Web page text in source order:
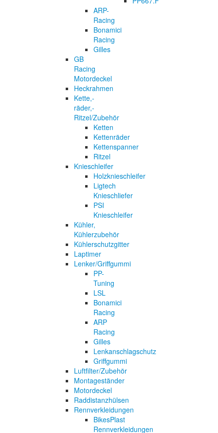
ARP-
Racing
Bonamici
Racing
Gilles
GB
Racing
Motordeckel
Heckrahmen
Kette,-
räder,-
Ritzel/Zubehör
Ketten
Kettenräder
Kettenspanner
Ritzel
Knieschleifer
Holzknieschleifer
Ligtech
Knieschliefer
PSI
Knieschleifer
Kühler,
Kühlerzubehör
Kühlerschutzgitter
Laptimer
Lenker/Griffgummi
PP-
Tuning
LSL
Bonamici
Racing
ARP
Racing
Gilles
Lenkanschlagschutz
Griffgummi
Luftfilter/Zubehör
Montageständer
Motordeckel
Raddistanzhülsen
Rennverkleidungen
BikesPlast
Rennverkleidungen